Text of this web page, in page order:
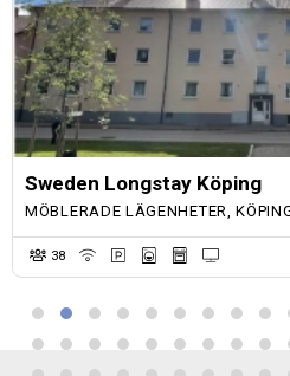
Sweden Longstay Köping
MÖBLERADE LÄGENHETER,
38